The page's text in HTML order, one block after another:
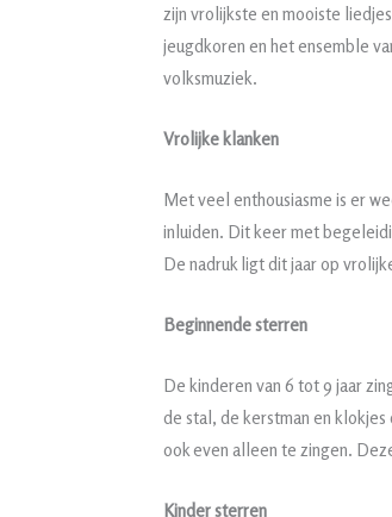
zijn vrolijkste en mooiste
jeugdkoren en het ensemble
volksmuziek.
Vrolijke klanken
Met veel enthousiasme is er
inluiden. Dit keer met
De nadruk ligt dit jaar op
Beginnende sterren
De kinderen van 6 tot 9 jaar
de stal, de kerstman en klokjes
ook even alleen te zingen.
Kinder sterren